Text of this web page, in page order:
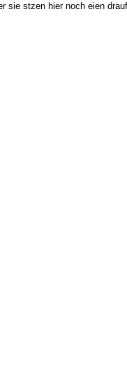
sie stzen hier noch eien